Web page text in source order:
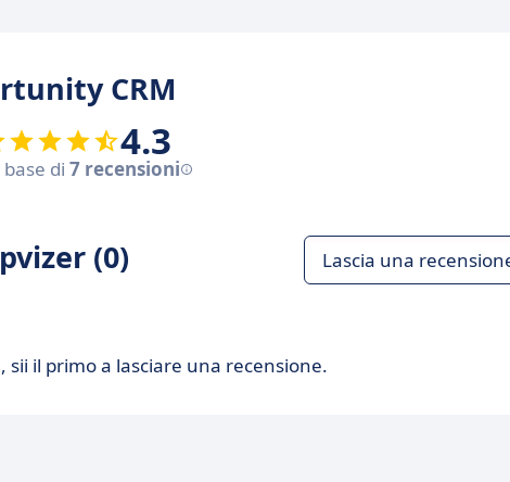
CRM
4.3
base di 7 recensioni
(0) Lascia una
sii il primo a lasciare una recensione.